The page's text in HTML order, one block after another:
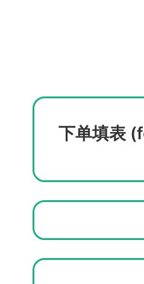
下单填表